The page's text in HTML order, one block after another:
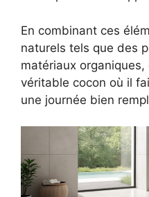
En combinant ces
naturels tels que des
matériaux
véritable cocon où il
une journée bien